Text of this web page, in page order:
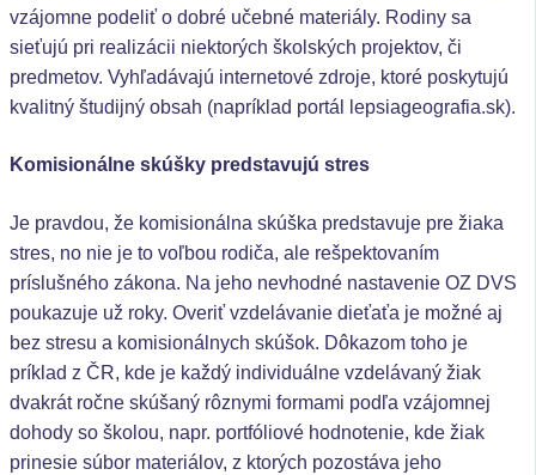
vzájomne podeliť o dobré učebné materiály. Rodiny sa
sieťujú pri realizácii niektorých školských projektov, či
predmetov. Vyhľadávajú internetové zdroje, ktoré poskytujú
kvalitný študijný obsah (napríklad portál lepsiageografia.sk).
Komisionálne skúšky predstavujú stres
Je pravdou, že komisionálna skúška predstavuje pre žiaka
stres, no nie je to voľbou rodiča, ale rešpektovaním
príslušného zákona. Na jeho nevhodné nastavenie OZ DVS
poukazuje už roky. Overiť vzdelávanie dieťaťa je možné aj
bez stresu a komisionálnych skúšok. Dôkazom toho je
príklad z ČR, kde je každý individuálne vzdelávaný žiak
dvakrát ročne skúšaný rôznymi formami podľa vzájomnej
dohody so školou, napr. portfóliové hodnotenie, kde žiak
prinesie súbor materiálov, z ktorých pozostáva jeho